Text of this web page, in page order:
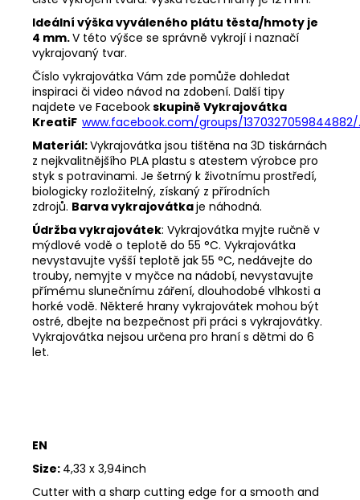
Ideální výška vyváleného plátu těsta/hmoty je
4 mm.V této výšce se správně vykrojí i naznačí
vykrajovaný tvar.
Číslo vykrajovátka Vám zde pomůže dohledat
inspiraci či video návod na zdobení. Další tipy
najdete ve Facebookskupině Vykrajovátka
KreatiF www.facebook.com/groups/1370327059844882/.
Materiál:Vykrajovátka jsou tištěna na 3D tiskárnách
z nejkvalitnějšího PLA plastu s atestem výrobce pro
styk s potravinami. Je šetrný k životnímu prostředí,
biologicky rozložitelný, získaný z přírodních
zdrojů. Barva vykrajovátkaje náhodná.
Údržba vykrajovátek: Vykrajovátka myjte ručně v
mýdlové vodě o teplotě do 55 °C. Vykrajovátka
nevystavujte vyšší teplotě jak 55 °C, nedávejte do
trouby, nemyjte v myčce na nádobí, nevystavujte
přímému slunečnímu záření, dlouhodobé vlhkosti a
horké vodě. Některé hrany vykrajovátek mohou být
ostré, dbejte na bezpečnost při práci s vykrajovátky.
Vykrajovátka nejsou určena pro hraní s dětmi do 6
let.
EN
Size: 4,33 x 3,94inch
Cutter with a sharp cutting edge for a smooth and